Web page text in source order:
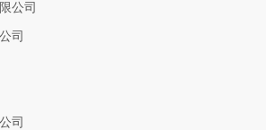
公司
司
司